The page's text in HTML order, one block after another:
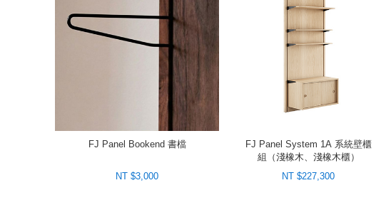
FJ Panel Bookend 書檔
NT $3,000
FJ Panel System 1A 系統壁櫃
組（淺橡木、淺橡木櫃）
NT $227,300